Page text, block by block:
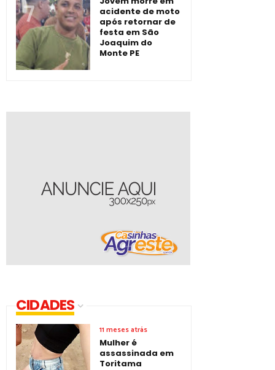
acidente de moto
após retornar de
festa em São
Joaquim do
Monte PE
CIDADES
11 meses atrás
Mulher é
assassinada em
Toritama